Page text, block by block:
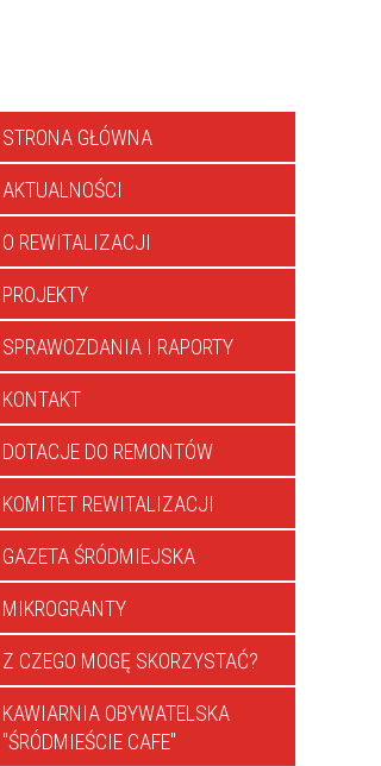
STRONA GŁÓWNA
AKTUALNOŚCI
O REWITALIZACJI
PROJEKTY
SPRAWOZDANIA I RAPORTY
KONTAKT
DOTACJE DO REMONTÓW
KOMITET REWITALIZACJI
GAZETA ŚRÓDMIEJSKA
MIKROGRANTY
Z CZEGO MOGĘ SKORZYSTAĆ?
KAWIARNIA OBYWATELSKA
"ŚRÓDMIEŚCIE CAFE"